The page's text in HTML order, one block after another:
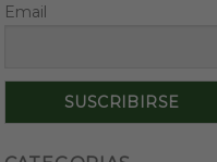
Email